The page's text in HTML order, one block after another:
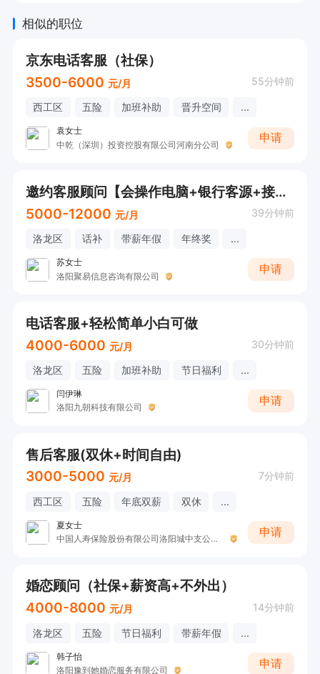
1.准时发薪，不拖欠。
无需外出室内纯坐班，24 小时空调，办公室办
公，公司平台大，工作氛围温馨舒适，新人互助，
老人帮扶，晋升制度透明。
相似的职位
京东电话客服（社保）
3500-6000 元/月 55分钟前
西工区 五险 加班补助 晋升空间 ...
袁女士
中乾（深圳）投资控股有限公司河南分公司
申请
邀约客服顾问【会操作电脑+银行客源+接受无经验】
5000-12000 元/月 39分钟前
洛龙区 话补 带薪年假 年终奖 ...
苏女士
洛阳聚易信息咨询有限公司
申请
电话客服+轻松简单小白可做
4000-6000 元/月 30分钟前
洛龙区 五险 加班补助 节日福利 ...
闫伊琳
洛阳九朝科技有限公司
申请
售后客服(双休+时间自由)
3000-5000 元/月 7分钟前
西工区 五险 年底双薪 双休 ...
夏女士
中国人寿保险股份有限公司洛阳城中支公司(荣耀部）
申请
婚恋顾问（社保+薪资高+不外出）
4000-8000 元/月 14分钟前
洛龙区 五险 节日福利 带薪年假 ...
韩子怡
洛阳豫到她婚恋服务有限公司
申请